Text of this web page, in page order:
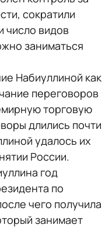
сократили
число видов
заниматься
Набиуллиной как
переговоров
торговую
длились почти
удалось их
России.
год
по
чего получила
занимает